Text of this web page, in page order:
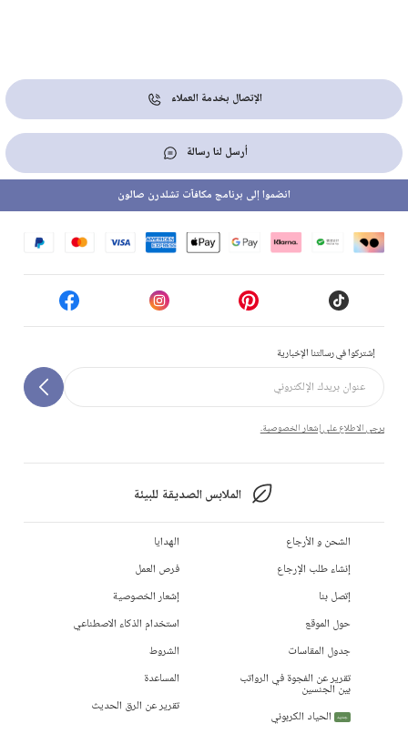
الإتصال بخدمة العملاء
أرسل لنا رسالة
إشتركوا في رسالتنا الإخبارية
يرجى الاطلاع على إشعار الخصوصية.
الملابس الصديقة للبيئة
انضموا إلى برنامج مكافآت تشلدرن صالون
الشحن و الأرجاع
إنشاء طلب الإرجاع
إتصل بنا
حول الموقع
جدول المقاسات
تقرير عن الفجوة في الرواتب
بين الجنسين
جديد الحياد الكربوني
الهدايا
فرص العمل
إشعار الخصوصية
استخدام الذكاء الاصطناعي
الشروط
المساعدة
تقرير عن الرق الحديث